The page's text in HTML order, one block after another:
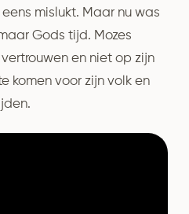
mislukt. Maar nu was
Gods tijd. Mozes
en niet op zijn
komen voor zijn volk en